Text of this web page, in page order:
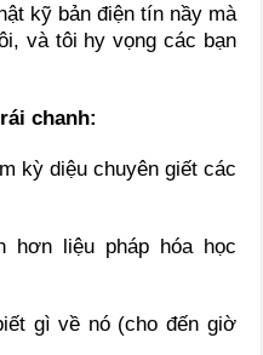
kỹ bản điện tín nầy mà
và tôi hy vọng các bạn
chanh:
kỳ diệu chuyên giết các
hơn liệu pháp hóa học
gì về nó (cho đến giờ